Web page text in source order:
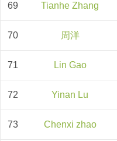
69 Tianhe Zhang
70 周洋
71 Lin Gao
72 Yinan Lu
73 Chenxi zhao